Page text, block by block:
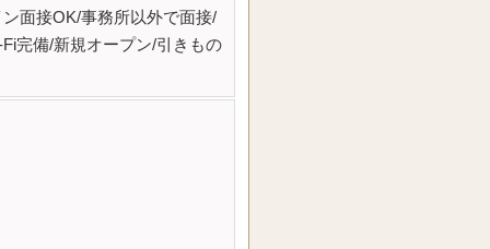
面接OK/事務所以外で面接/
完備/新規オープン/引きもの